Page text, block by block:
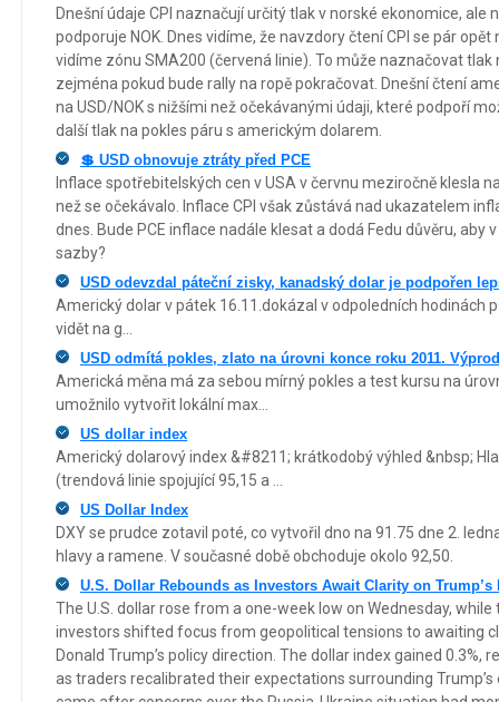
Dnešní údaje CPI naznačují určitý tlak v norské ekonomice, ale
podporuje NOK. Dnes vidíme, že navzdory čtení CPI se pár
vidíme zónu SMA200 (červená linie). To může naznačovat
zejména pokud bude rally na ropě pokračovat. Dnešní čtení
na USD/NOK s nižšími než očekávanými údaji, které podpoří
další tlak na pokles páru s americkým dolarem.
💲 USD obnovuje ztráty před PCE
Inflace spotřebitelských cen v USA v červnu meziročně klesla
než se očekávalo. Inflace CPI však zůstává nad ukazatelem
dnes. Bude PCE inflace nadále klesat a dodá Fedu důvěru, aby
sazby?
USD odevzdal páteční zisky, kanadský dolar je podpořen
Americký dolar v pátek 16.11.dokázal v odpoledních hodinách
vidět na g...
USD odmítá pokles, zlato na úrovni konce roku 2011.
Americká měna má za sebou mírný pokles a test kursu na
umožnilo vytvořit lokální max...
US dollar index
Americký dolarový index &#8211; krátkodobý výhled &nbsp;
(trendová linie spojující 95,15 a ...
US Dollar Index
DXY se prudce zotavil poté, co vytvořil dno na 91.75 dne 2.
hlavy a ramene. V současné době obchoduje okolo 92,50.
U.S. Dollar Rebounds as Investors Await Clarity on Trump’s
The U.S. dollar rose from a one-week low on Wednesday,
investors shifted focus from geopolitical tensions to awaiting
Donald Trump’s policy direction. The dollar index gained 0.3%,
as traders recalibrated their expectations surrounding